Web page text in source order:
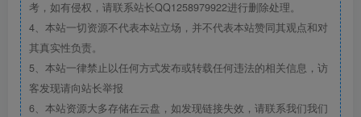
考，如有侵权，请联系站长QQ1258979922进行删除处理。
4、本站一切资源不代表本站立场，并不代表本站赞同其观点和对
其真实性负责。
5、本站一律禁止以任何方式发布或转载任何违法的相关信息，访
客发现请向站长举报
6、本站资源大多存储在云盘，如发现链接失效，请联系我们我们